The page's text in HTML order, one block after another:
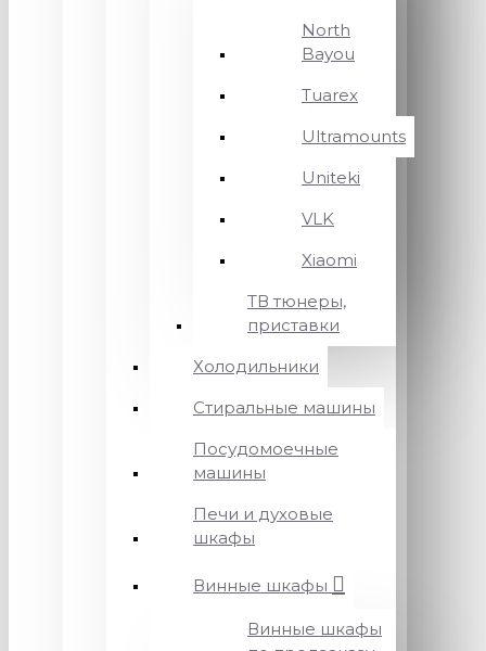
North
Bayou
Tuarex
Ultramounts
Uniteki
VLK
Xiaomi
ТВ тюнеры,
приставки
Холодильники
Стиральные машины
Посудомоечные
машины
Печи и духовые
шкафы
Винные шкафы
Винные шкафы